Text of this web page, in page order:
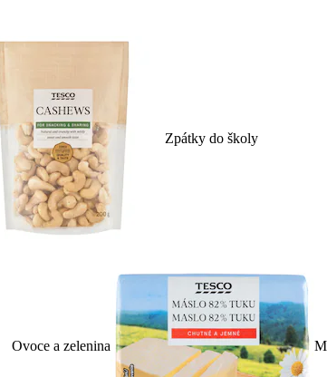
Zpátky do školy
Ovoce a zelenina